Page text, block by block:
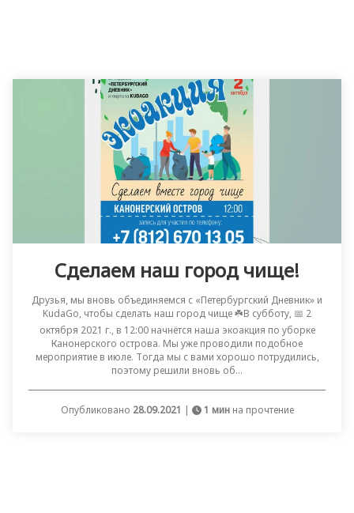
Сделаем наш город чище!
Друзья, мы вновь объединяемся с «Петербургский Дневник» и
KudaGo, чтобы сделать наш город чище ☘️В субботу, 📅 2
октября 2021 г., в 12:00 начнётся наша экоакция по уборке
Канонерского острова. Мы уже проводили подобное
мероприятие в июле. Тогда мы с вами хорошо потрудились,
поэтому решили вновь об...
Опубликовано 28.09.2021 | 1 минна прочтение